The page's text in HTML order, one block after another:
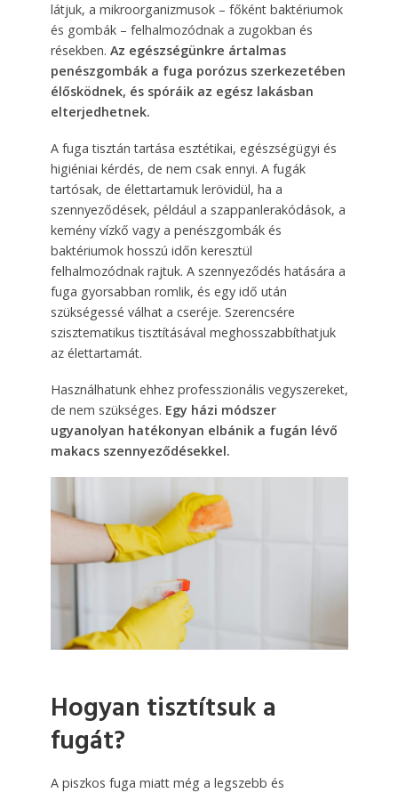
látjuk, a mikroorganizmusok – főként baktériumok
és gombák – felhalmozódnak a zugokban és
résekben. Az egészségünkre ártalmas
penészgombák a fuga porózus szerkezetében
élősködnek, és spóráik az egész lakásban
elterjedhetnek.
A fuga tisztán tartása esztétikai, egészségügyi és
higiéniai kérdés, de nem csak ennyi. A fugák
tartósak, de élettartamuk lerövidül, ha a
szennyeződések, például a szappanlerakódások, a
kemény vízkő vagy a penészgombák és
baktériumok hosszú időn keresztül
felhalmozódnak rajtuk. A szennyeződés hatására a
fuga gyorsabban romlik, és egy idő után
szükségessé válhat a cseréje. Szerencsére
szisztematikus tisztításával meghosszabbíthatjuk
az élettartamát.
Használhatunk ehhez professzionális vegyszereket,
de nem szükséges. Egy házi módszer
ugyanolyan hatékonyan elbánik a fugán lévő
makacs szennyeződésekkel.
Hogyan tisztítsuk a
fugát?
A piszkos fuga miatt még a legszebb és